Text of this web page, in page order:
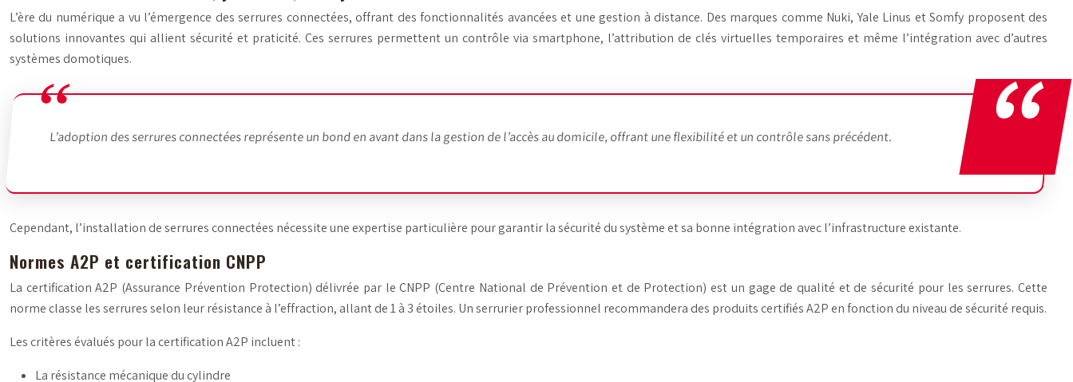
L’ère du numérique a vu l’émergence des serrures connectées, offrant des fonctionnalités avancées et une gestion à distance. Des marques comme Nuki, Yale Linus et Somfy proposent des
solutions innovantes qui allient sécurité et praticité. Ces serrures permettent un contrôle via smartphone, l’attribution de clés virtuelles temporaires et même l’intégration avec d’autres
systèmes domotiques.
L’adoption des serrures connectées représente un bond en avant dans la gestion de l’accès au domicile, offrant une flexibilité et un contrôle sans précédent.
Cependant, l’installation de serrures connectées nécessite une expertise particulière pour garantir la sécurité du système et sa bonne intégration avec l’infrastructure existante.
Normes A2P et certification CNPP
La certification A2P (Assurance Prévention Protection) délivrée par le CNPP (Centre National de Prévention et de Protection) est un gage de qualité et de sécurité pour les serrures. Cette
norme classe les serrures selon leur résistance à l’effraction, allant de 1 à 3 étoiles. Un serrurier professionnel recommandera des produits certifiés A2P en fonction du niveau de sécurité requis.
Les critères évalués pour la certification A2P incluent :
La résistance mécanique du cylindre